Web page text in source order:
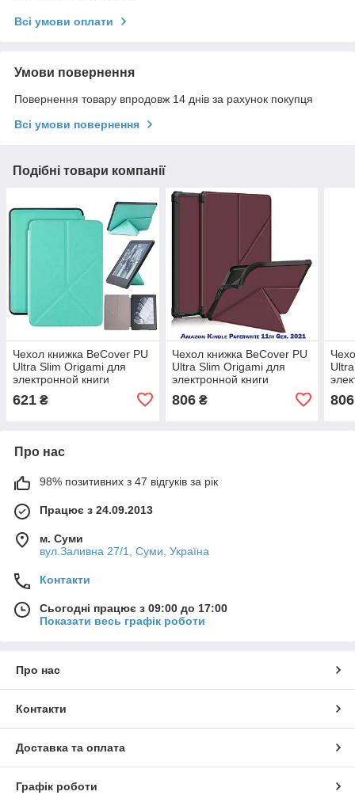
Всі умови оплати
Умови повернення
Повернення товару впродовж 14 днів за рахунок покупця
Всі умови повернення
Подібні товари компанії
Чехол книжка BeCover PU
Ultra Slim Origami для
электронной книги
Amazon Kindle 11th Gen.
2022 6" Mint (708860)
621 ₴
Чехол книжка BeCover PU
Ultra Slim Origami для
электронной книги
Amazon Kindle Paperwhite
11th Gen. 2021 Red
806₴
11th
806
Про нас
98% позитивних з 47 відгуків за рік
Працює з 24.09.2013
м. Суми
вул.Заливна 27/1, Суми, Україна
Контакти
Сьогодні працює з 09:00 до 17:00
Показати весь графік роботи
Про нас
Контакти
Доставка та оплата
Графік роботи